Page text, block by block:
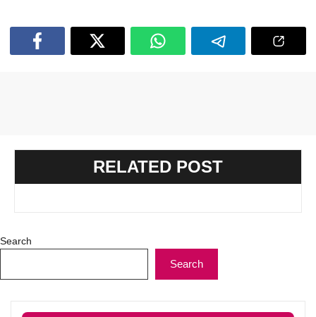
RELATED POST
Search
Search